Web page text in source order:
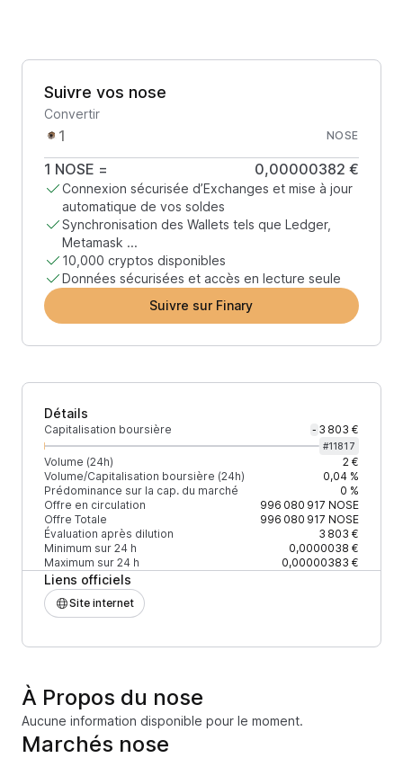
Suivre vos nose
Convertir
NOSE
1 NOSE = 0,00000382 €
Connexion sécurisée d’Exchanges et mise à jour
automatique de vos soldes
Synchronisation des Wallets tels que Ledger,
Metamask ...
10,000 cryptos disponibles
Données sécurisées et accès en lecture seule
Suivre sur Finary
Détails
Capitalisation boursière - 3 803 €
#11817
Volume (24h)
2 €
Volume/Capitalisation boursière (24h)
0,04 %
Prédominance sur la cap. du marché
0 %
Offre en circulation
996 080 917 NOSE
Offre Totale
996 080 917 NOSE
Évaluation après dilution
3 803 €
Minimum sur 24 h
0,0000038 €
Maximum sur 24 h
0,00000383 €
Liens officiels
Site internet
À Propos du nose
Aucune information disponible pour le moment.
Marchés nose